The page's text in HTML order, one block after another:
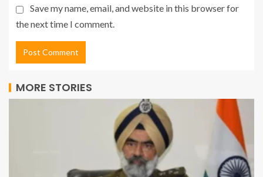
Save my name, email, and website in this browser for
the next time I comment.
MORE STORIES